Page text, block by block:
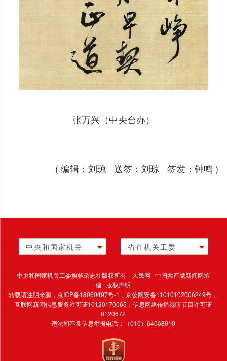
张万兴（中央台办）
( 编辑：刘琼 送签：刘琼 签发：钟鸣 )
中央和国家机关 省直机关工委
中央和国家机关工委旗帜杂志社版权所有 人民网 中国共产党新闻网承
建 版权声明
转载请注明来源，京ICP备18060497号-1 ，京公网安备11010102006249号，
互联网新闻信息服务许可证10120170065，信息网络传播视听节目许可证
0120672
违法和不良信息举报电话：（010）64068010